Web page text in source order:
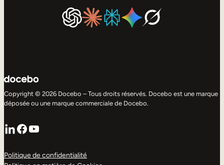
Copyright © 2026 Docebo – Tous droits réservés. Docebo est une marque
déposée ou une marque commerciale de Docebo.
LinkedIn
Facebook
YouTube
Politique de confidentialité